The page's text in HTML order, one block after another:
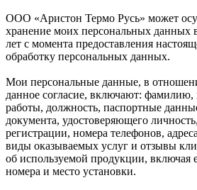
ООО «Аристон Термо Русь» может
хранение моих персональных данных
лет с момента предоставления
обработку персональных данных.
Мои персональные данные, в
данное согласие, включают: фамилию,
работы, должность, паспортные
документа, удостоверяющего
регистрации, номера телефонов,
виды оказываемых услуг и отзывы
об используемой продукции, включая
номера и место установки.